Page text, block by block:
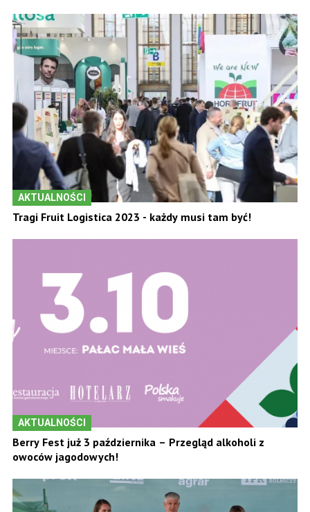
AKTUALNOŚCI
Tragi Fruit Logistica 2023 - każdy musi tam być!
AKTUALNOŚCI
Berry Fest już 3 października – Przegląd alkoholi z
owoców jagodowych!